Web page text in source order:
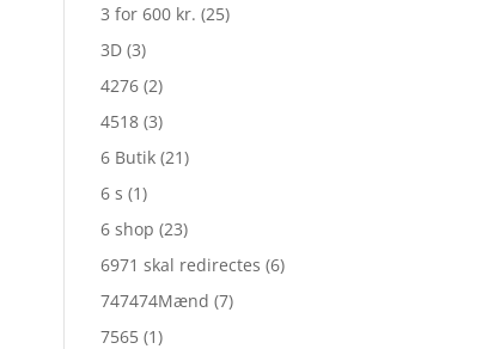
3 for 600 kr. (25)
3D (3)
4276 (2)
4518 (3)
6 Butik (21)
6 s (1)
6 shop (23)
6971 skal redirectes (6)
747474Mænd (7)
7565 (1)